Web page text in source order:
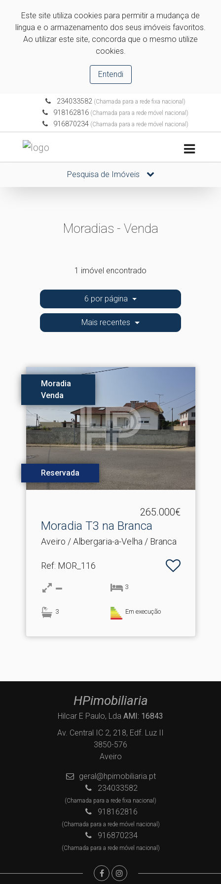
Este site utiliza cookies para permitir a mudança de
língua e o armazenamento dos seus imóveis favoritos.
Ao utilizar este site, concorda que o mesmo utilize
cookies.
Entendi
234033582(Chamada para a rede fixa nacional)
918162816 (Chamada para a rede móvel nacional)
916870234 (Chamada para a rede móvel nacional)
Pesquisa de Imóveis
Moradias - Venda
1 imóvel encontrado
6 por página
Mais recentes
Moradia
Venda
Reservada
265.000€
Moradia T3 na Branca
Aveiro / Albergaria-a-Velha / Branca
Ref: MOR_116
3
3 Em execução
HPimobiliaria
Hilcar E Paulo, Lda AMI: 16843
Av. Central IC 2, 218, Edf. Luz II
3850-576
Aveiro
geral@hpimobiliaria.pt
234033582
(Chamada para a rede fixa nacional)
918162816
(Chamada para a rede móvel nacional)
916870234
(Chamada para a rede móvel nacional)